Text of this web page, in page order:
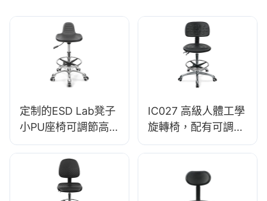
定制的ESD Lab凳子
小PU座椅可調節高
度& 5星級實驗室
IC027 高級人體工學
旋轉椅，配有可調式
PU 靠背、高度可調
底座，適用於實驗